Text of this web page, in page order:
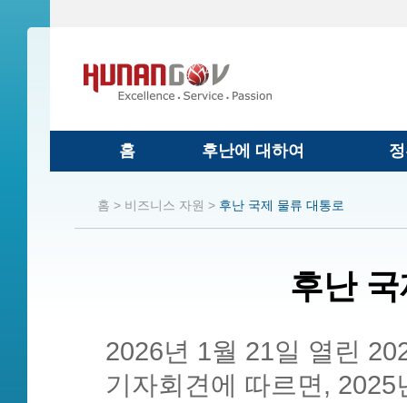
홈 후난에 대하여
홈 > 비즈니스 자원 > 후난 국제 물류 대통로
후난
2026년 1월 21일 열린
기자회견에 따르면,